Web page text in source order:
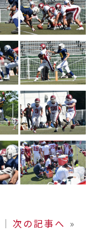
│ 次の記事へ »